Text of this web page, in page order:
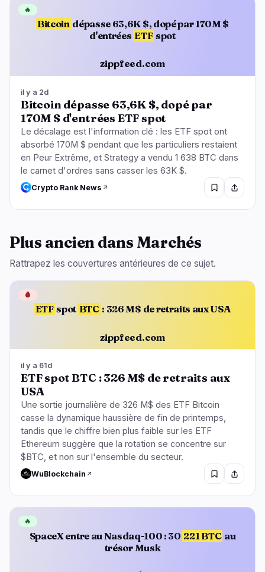
Bitcoin dépasse 63,6K $, dopé par 170M $
d'entrées ETF spot
zippfeed.com
🔥
il y a 2d
Bitcoin dépasse 63,6K $, dopé par
170M $ d'entrées ETF spot
Le décalage est l'information clé : les ETF spot ont
absorbé 170M $ pendant que les particuliers restaient
en Peur Extrême, et Strategy a vendu 1 638 BTC dans
le carnet d'ordres sans casser les 63K $.
Crypto Rank News
Plus ancien dans Marchés
Rattrapez les couvertures antérieures de ce sujet.
ETF spot BTC : 326 M$ de retraits aux USA
zippfeed.com
🩸
il y a 61d
ETF spot BTC : 326 M$ de retraits aux
USA
Une sortie journalière de 326 M$ des ETF Bitcoin
casse la dynamique haussière de fin de printemps,
tandis que le chiffre bien plus faible sur les ETF
Ethereum suggère que la rotation se concentre sur
$BTC, et non sur l'ensemble du secteur.
WuBlockchain
SpaceX entre au Nasdaq-100 : 30 221 BTC au
trésor Musk
🔥